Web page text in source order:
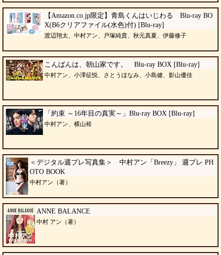
【Amazon.co.jp限定】青島くんはいじわる Blu-ray BO
X(B6クリアファイル(水色)付) [Blu-ray]
渡辺翔太、中村アン、戸塚純貴、秋元真夏、伊藤修子
こんばんは、朝山家です。 Blu-ray BOX [Blu-ray]
中村アン、小澤征悦、さとうほなみ、小島健、影山優佳
「約束 ～16年目の真実～」Blu-ray BOX [Blu-ray]
中村アン、横山裕
＜デジタル週プレ写真集＞ 中村アン「Breezy」 週プレ PH
OTO BOOK
中村アン（著）
ANNE BALANCE
中村 アン（著）